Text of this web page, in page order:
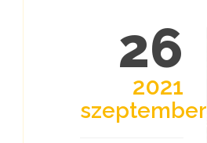
26
2021
szeptember